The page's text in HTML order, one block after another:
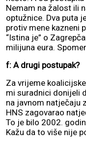
Nemam na žalost ili
optužnice. Dva puta
protiv mene kazneni
“Istina je” o
milijuna eura.
f: A drugi postupak?
Za vrijeme
mi suradnici donijeli
na javnom natječaju
HNS zagovarao
To je bilo 2002.
Kažu da to više nije